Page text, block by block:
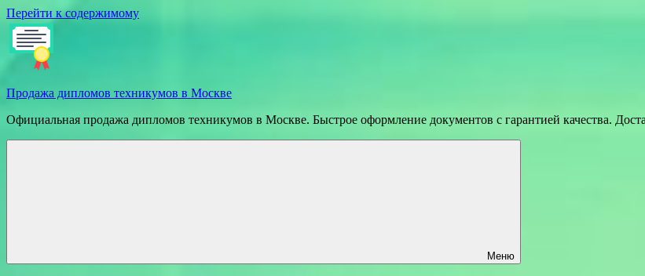
Перейти к содержимому
Продажа дипломов техникумов в Москве
Официальная продажа дипломов техникумов в Москве. Быстрое оформление документов с гарантией качества.
Меню